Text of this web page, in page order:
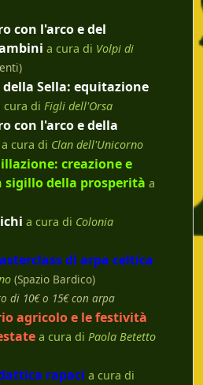
con l'arco e del
a cura di Volpi di
Sella: equitazione
cura di Figli dell'Orsa
con l'arco e della
a cura di Clan dell'Unicorno
creazione e
della prosperità a
a cura di Colonia
di arpa celtica
(Spazio Bardico)
di 10€ o 15€ con arpa
agricolo e le festività
a cura di Paola Betetto
rapaci a cura di